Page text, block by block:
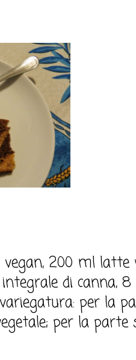
200 ml latte
di canna, 8
per la
per la parte